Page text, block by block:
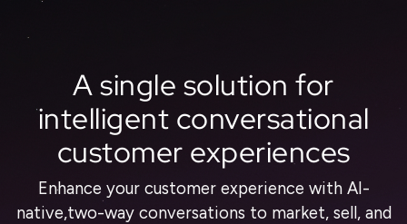
A single solution for
intelligent conversational
customer experiences
Enhance your customer experience with AI-
native,two-way conversations to market, sell, and